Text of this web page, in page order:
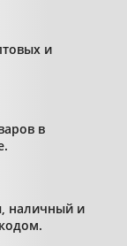
и
в
наличный и